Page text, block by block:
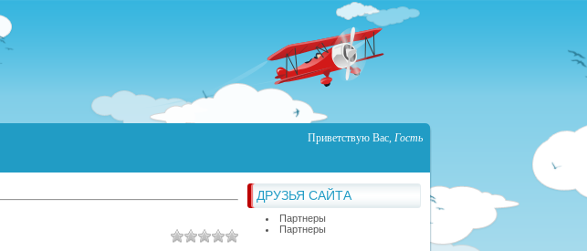
Приветствую Вас, Гость
ДРУЗЬЯ САЙТА
Партнеры
Партнеры